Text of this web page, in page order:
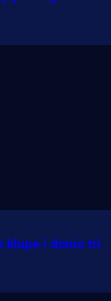
klupe i donio tri